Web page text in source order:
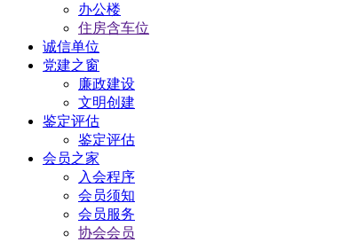
办公楼
住房含车位
诚信单位
党建之窗
廉政建设
文明创建
鉴定评估
鉴定评估
会员之家
入会程序
会员须知
会员服务
协会会员